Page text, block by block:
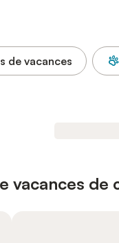
de vacances
vacances de